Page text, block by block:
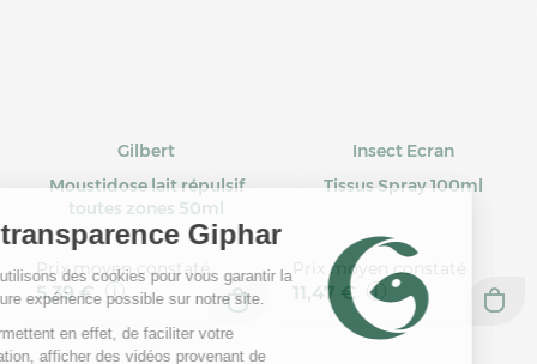
Gilbert
Moustidose lait répulsif
toutes zones 50ml
Prix moyen constaté
5,39 €
Insect Ecran
Tissus Spray 100ml
Prix moyen constaté
11,47 €